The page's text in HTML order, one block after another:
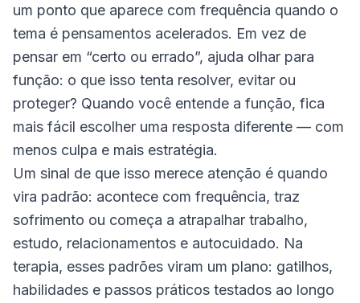
um ponto que aparece com frequência quando o
tema é pensamentos acelerados. Em vez de
pensar em “certo ou errado”, ajuda olhar para
função: o que isso tenta resolver, evitar ou
proteger? Quando você entende a função, fica
mais fácil escolher uma resposta diferente — com
menos culpa e mais estratégia.
Um sinal de que isso merece atenção é quando
vira padrão: acontece com frequência, traz
sofrimento ou começa a atrapalhar trabalho,
estudo, relacionamentos e autocuidado. Na
terapia, esses padrões viram um plano: gatilhos,
habilidades e passos práticos testados ao longo